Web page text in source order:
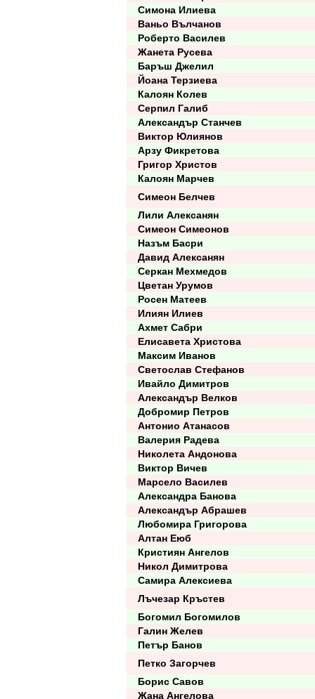
Симона Илиева
Ваньо Вълчанов
Роберто Василев
Жанета Русева
Баръш Джелил
Йоана Терзиева
Калоян Колев
Серпил Галиб
Александър Станчев
Виктор Юлиянов
Арзу Фикретова
Григор Христов
Калоян Марчев
Симеон Белчев
Лили Алексанян
Симеон Симеонов
Назъм Басри
Давид Алексанян
Серкан Мехмедов
Цветан Урумов
Росен Матеев
Илиян Илиев
Ахмет Сабри
Елисавета Христова
Максим Иванов
Светослав Стефанов
Ивайло Димитров
Александър Велков
Добромир Петров
Антонио Атанасов
Валерия Радева
Николета Андонова
Виктор Вичев
Марсело Василев
Александра Банова
Александър Абрашев
Любомира Григорова
Алтан Еюб
Кристиян Ангелов
Никол Димитрова
Самира Алексиева
Лъчезар Кръстев
Богомил Богомилов
Галин Желев
Петър Банов
Петко Загорчев
Борис Савов
Жана Ангелова